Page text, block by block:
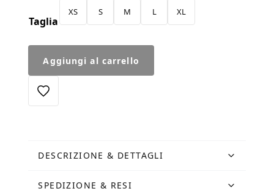
Taglia
XS S M L XL
Shirt
Colosseo
Blu
quantità
Aggiungi al carrello
DESCRIZIONE & DETTAGLI
SPEDIZIONE & RESI